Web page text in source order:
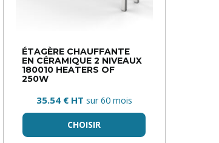
ÉTAGÈRE CHAUFFANTE
EN CÉRAMIQUE 2 NIVEAUX
180010 HEATERS OF
250W
35.54 € HT sur 60 mois
CHOISIR